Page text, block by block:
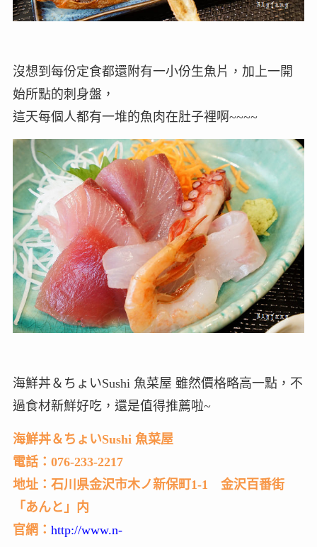
沒想到每份定食都還附有一小份生魚片，加上一開
始所點的刺身盤，
這天每個人都有一堆的魚肉在肚子裡啊~~~~
海鮮丼＆ちょいSushi 魚菜屋 雖然價格略高一點，不
過食材新鮮好吃，還是值得推薦啦~
海鮮丼＆ちょいSushi 魚菜屋
電話：076-233-2217
地址：石川県金沢市木ノ新保町1-1 金沢百番街
「あんと」内
官網： http://www.n-